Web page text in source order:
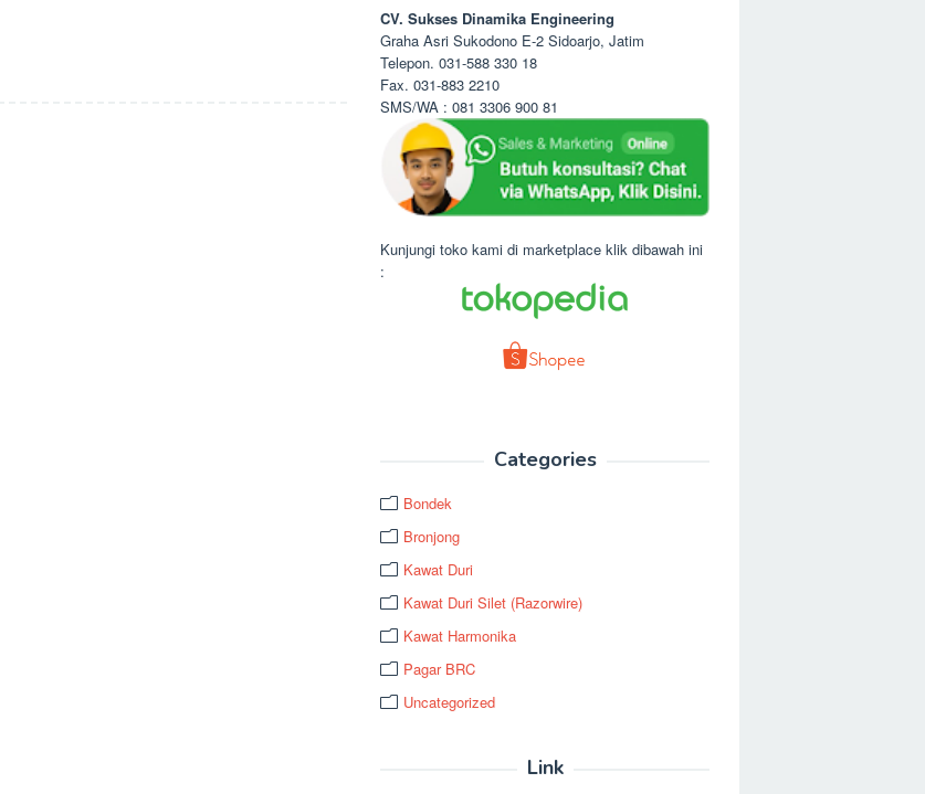
CV. Sukses Dinamika Engineering
Graha Asri Sukodono E-2 Sidoarjo, Jatim
Telepon. 031-588 330 18
Fax. 031-883 2210
SMS/WA : 081 3306 900 81
Kunjungi toko kami di marketplace klik dibawah ini
:
Categories
Bondek
Bronjong
Kawat Duri
Kawat Duri Silet (Razorwire)
Kawat Harmonika
Pagar BRC
Uncategorized
Link